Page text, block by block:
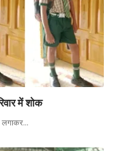
में शोक
लगाकर…